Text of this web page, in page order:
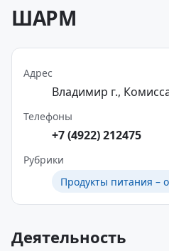
ШАРМ
Адрес
Владимир г.,
Телефоны
+7 (4922) 212475
Рубрики
Продукты питания –
Деятельность